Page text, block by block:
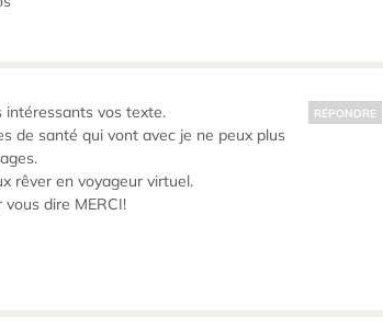
vos texte.
de santé qui vont avec je ne peux plus
rêver en voyageur virtuel.
dire MERCI!
RÉPONDRE